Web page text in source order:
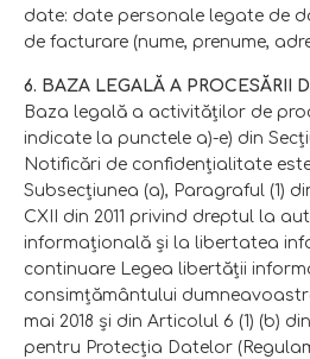
date: date personale legate de
de facturare (nume, prenume,
6. BAZA LEGALĂ A PROCESĂRII
Baza legală a activităţilor de
indicate la punctele a)-e) din
Notificări de confidenţialitate
Subsecţiunea (a), Paragraful (1)
CXII din 2011 privind dreptul la
informaţională şi la libertatea
continuare Legea libertăţii
consimţământului
mai 2018 şi din Articolul 6 (1) (b)
pentru Protecţia Datelor